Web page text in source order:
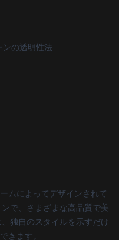
ンの透明性法
ムによってデザインされて
で、さまざまな高品質で美
独自のスタイルを示すだけ
きます。